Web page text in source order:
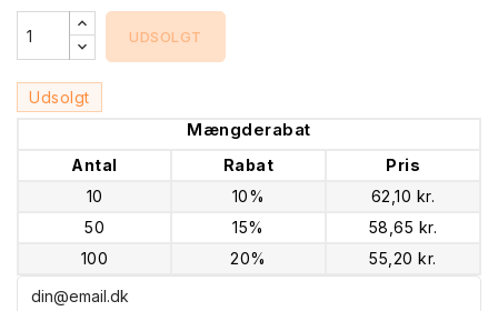
UDSOLGT
Udsolgt
Mængderabat
Antal Rabat
Pris
10
10%
62,10 kr.
50
15%
58,65 kr.
100
20% 55,20 kr.